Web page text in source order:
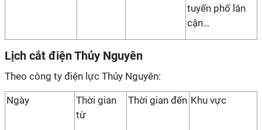
tuyến phố lân
cận…
Lịch cắt điện Thủy Nguyên
Theo công ty điện lực Thủy Nguyên:
Ngày
Thời gian
từ
Thời gian đến Khu vực